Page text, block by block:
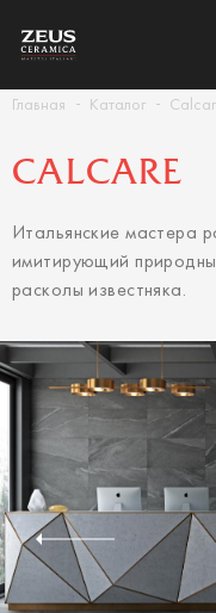
Главная Каталог
CALCARE
Итальянские мастера
имитирующий
расколы известняка.